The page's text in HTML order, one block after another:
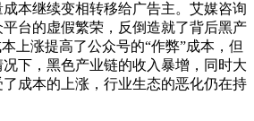
本继续变相转移给广告主。艾媒咨询
台的虚假繁荣，反倒造就了背后黑产
上涨提高了公众号的“作弊”成本，但
下，黑色产业链的收入暴增，同时大
成本的上涨，行业生态的恶化仍在持